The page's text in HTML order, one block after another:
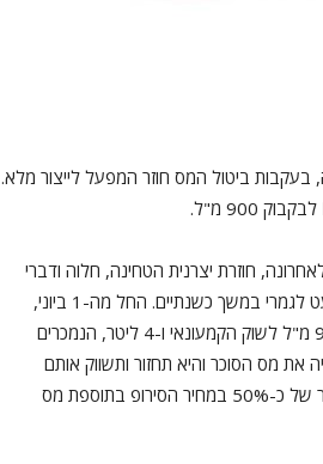
בעקבות ביטול המס חוזר המפעל לייצור מלא.
חוזרת יצרנית הטחינה, חלוה ודברי
מאפה "אחוה", לייצר את מוצרי הסירופ לשתייה שלה, ייצור אותו עצרה כמעט לגמרי במשך כשנתיים. החל מה-1 ביוני,
תחזור החברה לשווק סירופ לשתייה בטעם ענבים, אננס ופטל בבקבוקי 900 מ"ל לשוק הקמעונאי ו-4 ליטר, הנמכרים
מס הסוכר והיא תחזור ותשווק אותם
במחיריה טרום המס, 8.90 ₪ – 12.90 ₪ לבקבוק 900 מ"ל, הנחה בשיעור של כ-50% במחיר הסירופ בתוספת מס